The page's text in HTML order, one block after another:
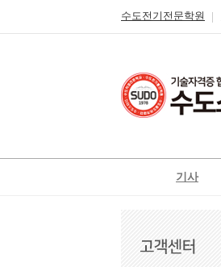
수도전기전문학원
기사
정보통신